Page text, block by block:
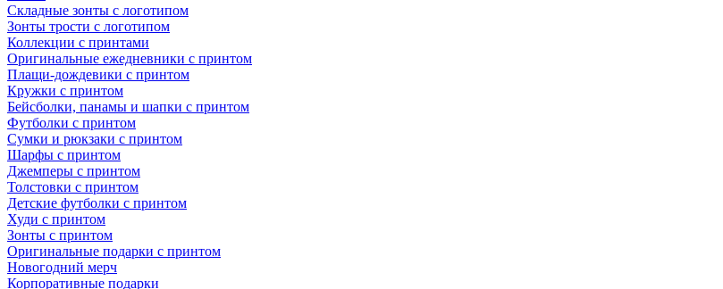
Складные зонты с логотипом
Зонты трости с логотипом
Коллекции с принтами
Оригинальные ежедневники с принтом
Плащи-дождевики с принтом
Кружки с принтом
Бейсболки, панамы и шапки с принтом
Футболки с принтом
Сумки и рюкзаки с принтом
Шарфы с принтом
Джемперы с принтом
Толстовки с принтом
Детские футболки с принтом
Худи с принтом
Зонты с принтом
Оригинальные подарки с принтом
Новогодний мерч
Корпоративные подарки